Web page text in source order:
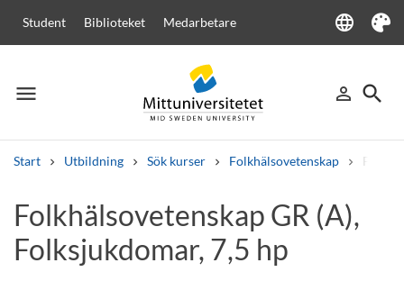
Student Biblioteket Medarbetare language
Language
Tema
menu
Meny person_outline
Logga in
search
Sök
Start Utbildning Sök kurser Folkhälsovetenskap
Andra söktjänster
Kurser och program Kursplaner Välkomstbrev
Lediga jobb
Folkhälsovetenskap GR (A),
Folksjukdomar, 7,5 hp